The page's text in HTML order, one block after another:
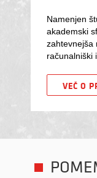
Namenjen
akademski
zahtevnejša
računalniški
VEČ O